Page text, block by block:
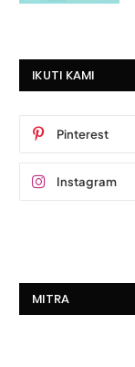
IKUTI KAMI
Pinterest
Instagram
MITRA